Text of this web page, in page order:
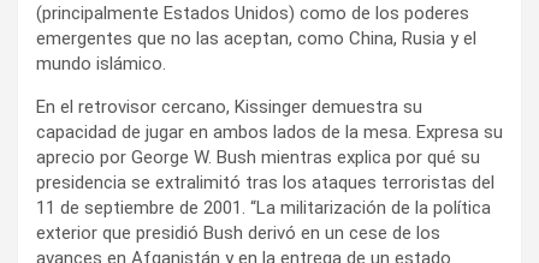
(principalmente Estados Unidos) como de los poderes
emergentes que no las aceptan, como China, Rusia y el
mundo islámico.
En el retrovisor cercano, Kissinger demuestra su
capacidad de jugar en ambos lados de la mesa. Expresa su
aprecio por George W. Bush mientras explica por qué su
presidencia se extralimitó tras los ataques terroristas del
11 de septiembre de 2001. “La militarización de la política
exterior que presidió Bush derivó en un cese de los
avances en Afganistán y en la entrega de un estado